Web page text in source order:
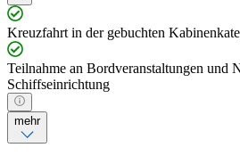
Kreuzfahrt in der gebuchten
Teilnahme an Bordveranstaltungen und
Schiffseinrichtung
mehr